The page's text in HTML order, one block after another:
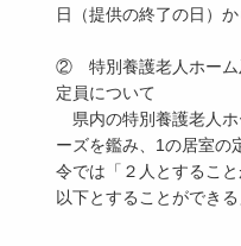
日（提供の終了の日）か
② 特別養護老人ホーム
定員について
県内の特別養護老人ホ
ーズを鑑み、1の居室の
令では「２人とするこ
以下とすることができる